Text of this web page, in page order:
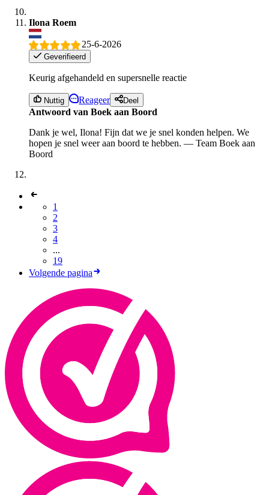
Ilona Roem
25-6-2026
Geverifieerd
Keurig afgehandeld en supersnelle reactie
Nuttig Reageer Deel
Antwoord van Boek aan Boord
Dank je wel, Ilona! Fijn dat we je snel konden helpen. We
hopen je snel weer aan boord te hebben. — Team Boek aan
Boord
1
2
3
4
...
19
Volgende pagina